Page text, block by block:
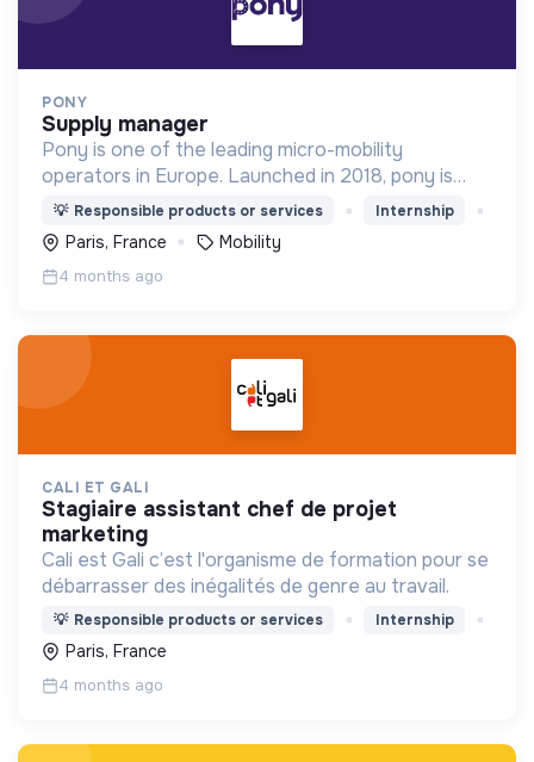
PONY
supply manager
Pony is one of the leading micro-mobility
operators in Europe. Launched in 2018, pony is
proud to be the only French operator. We design,
produce, and operate 10000 bikes and scooters
across 21 cities
💡 Responsible products or services Internship
Paris, France Mobility
4 months ago
CALI ET GALI
stagiaire assistant chef de projet
marketing
Cali est Gali c’est l'organisme de formation pour se
débarrasser des inégalités de genre au travail.
💡 Responsible products or services Internship
Paris, France
4 months ago